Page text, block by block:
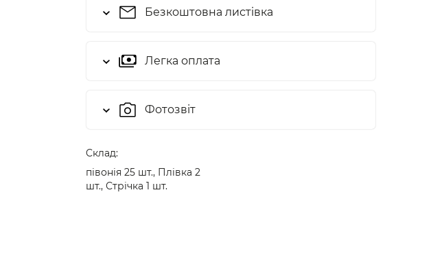
Безкоштовна листівка
Легка оплата
Фотозвіт
Cклад:
півонія 25 шт., Плівка 2
шт., Стрічка 1 шт.